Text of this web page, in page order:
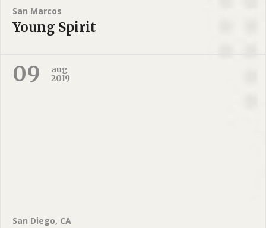
San Marcos
Young Spirit
09
aug
2019
San Diego, CA